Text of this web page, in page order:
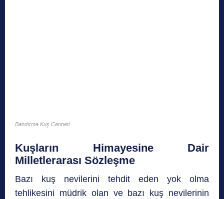
Bandırma Kuş Cenneti
Kuşların Himayesine Dair
Milletlerarası Sözleşme
Bazı kuş nevilerini tehdit eden yok olma
tehlikesini müdrik olan ve bazı kuş nevilerinin